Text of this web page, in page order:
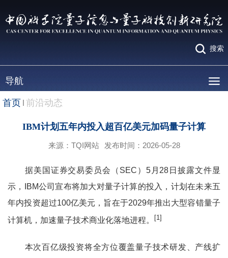
搜索
导航
首页 前沿动态
IBM计划五年内投入超百亿美元加码量子计算
来源：TQI网站 发布时间：2026-05-28
据美国证券交易委员会（SEC）5月28日披露文件显
示，IBM公司宣布将加大对量子计算的投入，计划在未来五
年内投资超过100亿美元，旨在于2029年推出大型容错量子
计算机，加速量子技术商业化落地进程。 [1]
本次百亿级投资将全方位覆盖量子技术研发、产线扩